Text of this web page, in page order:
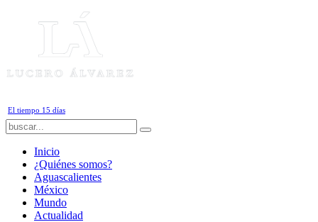
El tiempo 15 días
Inicio
¿Quiénes somos?
Aguascalientes
México
Mundo
Actualidad